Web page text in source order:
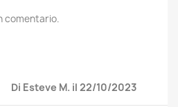
comentario.
Di Esteve M. il 22/10/2023